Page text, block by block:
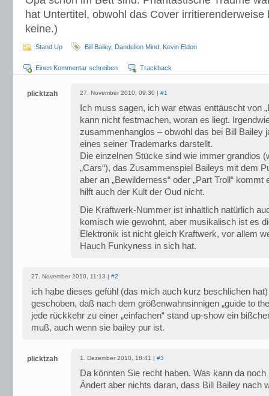
hat Untertitel, obwohl das Cover irritierenderweise
keine.)
Stand Up Bill Bailey, Dandelion Mind Kevin Eldon
Einen Kommentar schreiben Trackback
plicktzah 27. November 2010, 09:30 | #1
Ich muss sagen, ich war etwas enttäuscht von
kann nicht festmachen, woran es liegt.
zusammenhanglos – obwohl das bei Bill Bailey
eines seiner Trademarks darstellt.
Die einzelnen Stücke sind wie immer grandios
„Cars“), das Zusammenspiel Baileys mit dem
aber an „Bewilderness“ oder „Part Troll“
hilft auch der Kult der Oud nicht.
Die Kraftwerk-Nummer ist inhaltlich natürlich
komisch wie gewohnt, aber musikalisch ist es
Elektronik ist nicht gleich Kraftwerk, vor allem
Hauch Funkyness in sich hat.
27. November 2010, 11:13 | #2
ich habe dieses gefühl (das mich auch kurz beschlichen
geschoben, daß nach dem größenwahnsinnigen „guide to
jede rückkehr zu einer „einfachen“ stand up-show ein
muß, auch wenn sie bailey pur ist.
plicktzah 1. Dezember 2010, 18:41 | #3
Da könnten Sie recht haben. Was kann da
Ändert aber nichts daran, dass Bill Bailey nach